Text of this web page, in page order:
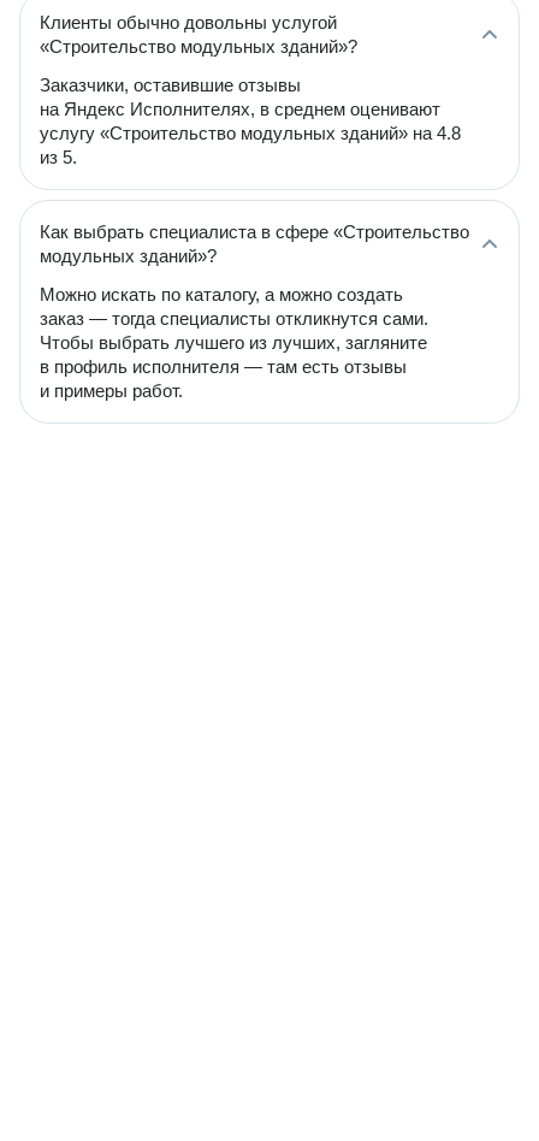
Клиенты обычно довольны услугой
«Строительство модульных зданий»?
Заказчики, оставившие отзывы
на Яндекс Исполнителях, в среднем оценивают
услугу «Строительство модульных зданий» на 4.8
из 5.
Как выбрать специалиста в сфере «Строительство
модульных зданий»?
Можно искать по каталогу, а можно создать
заказ — тогда специалисты откликнутся сами.
Чтобы выбрать лучшего из лучших, загляните
в профиль исполнителя — там есть отзывы
и примеры работ.